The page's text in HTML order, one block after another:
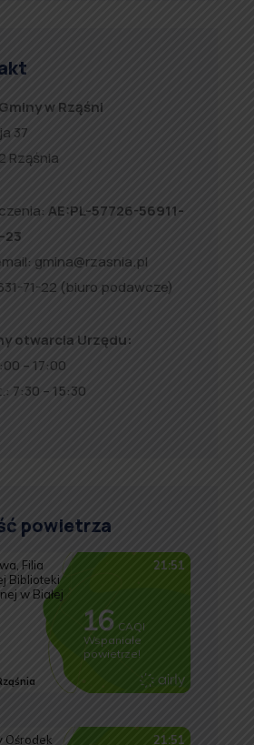
w Rząśni
37
Rząśnia
AE:PL-57726-56911-
23
gmina@rzasnia.pl
71-22 (biuro podawcze)
otwarcia Urzędu:
– 17:00
7:30 – 15:30
powietrza